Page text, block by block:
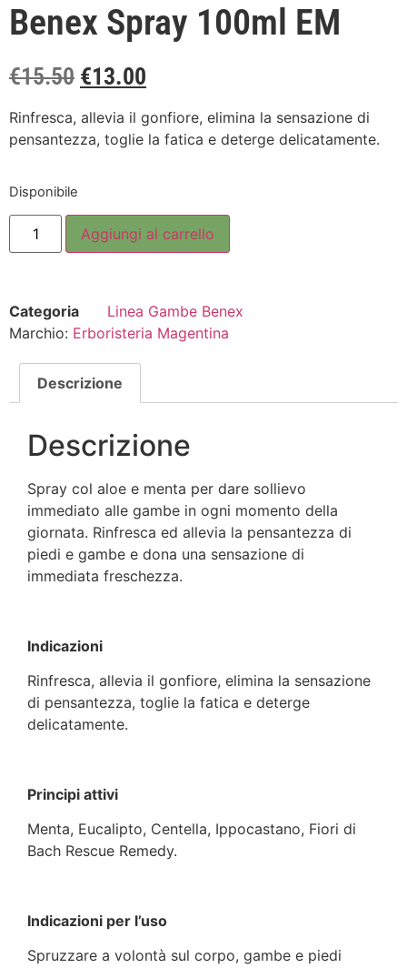
Benex Spray 100ml EM
€15.50 €13.00
Rinfresca, allevia il gonfiore, elimina la sensazione di
pensantezza, toglie la fatica e deterge delicatamente.
Disponibile
Aggiungi al carrello
Categoria
Linea Gambe Benex
Marchio: Erboristeria Magentina
Descrizione
Descrizione
Spray col aloe e menta per dare sollievo
immediato alle gambe in ogni momento della
giornata. Rinfresca ed allevia la pensantezza di
piedi e gambe e dona una sensazione di
immediata freschezza.
Indicazioni
Rinfresca, allevia il gonfiore, elimina la sensazione
di pensantezza, toglie la fatica e deterge
delicatamente.
Principi attivi
Menta, Eucalipto, Centella, Ippocastano, Fiori di
Bach Rescue Remedy.
Indicazioni per l’uso
Spruzzare a volontà sul corpo, gambe e piedi